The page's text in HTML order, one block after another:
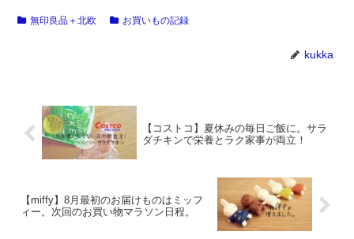
無印良品＋北欧 お買いもの記録
kukka
【コストコ】夏休みの毎日ご飯に。サラ
ダチキンで栄養とラク家事が両立！
【miffy】8月最初のお届けものはミッフ
ィー。次回のお買い物マラソン日程。